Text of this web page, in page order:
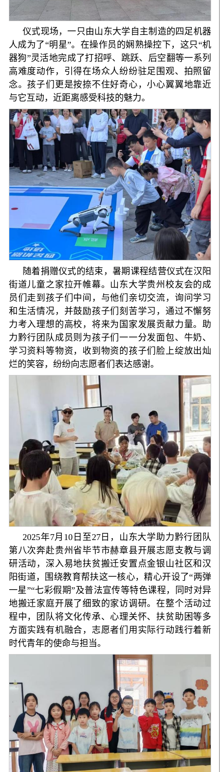
仪式现场，一只由山东大学自主制造的四足机器
人成为了“明星”。在操作员的娴熟操控下，这只“机
器狗”灵活地完成了打招呼、跳跃、后空翻等一系列
高难度动作，引得在场众人纷纷驻足围观、拍照留
念。孩子们更是按捺不住好奇心，小心翼翼地靠近
与它互动，近距离感受科技的魅力。
随着捐赠仪式的结束，暑期课程结营仪式在汉阳
街道儿童之家拉开帷幕。山东大学贵州校友会的成
员们走到孩子们中间，与他们亲切交流，询问学习
和生活情况，并鼓励孩子们刻苦学习，通过不懈努
力考入理想的高校，将来为国家发展贡献力量。助
力黔行团队成员则为孩子们一一分发面包、牛奶、
学习资料等物资，收到物资的孩子们脸上绽放出灿
烂的笑容，纷纷向志愿者们表达感谢。
2025年7月10日至27日，山东大学助力黔行团队
第八次奔赴贵州省毕节市赫章县开展志愿支教与调
研活动，深入易地扶贫搬迁安置点金银山社区和汉
阳街道，围绕教育帮扶这一核心，精心开设了“两弹
一星”“七彩假期”及普法宣传等特色课程，同时对异
地搬迁家庭开展了细致的家访调研。在整个活动过
程中，团队将文化传承、心理关怀、扶贫助困等多
方面实践有机融合，志愿者们用实际行动践行着新
时代青年的使命与担当。